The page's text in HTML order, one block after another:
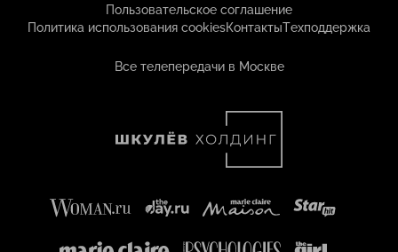
Пользовательское соглашение
Политика использования cookiesКонтактыТехподдержка
Все телепередачи в Москве